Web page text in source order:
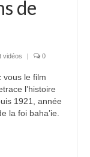
de
vidéos | 0
vous le film
l’histoire
1921, année
la foi baha’ie.